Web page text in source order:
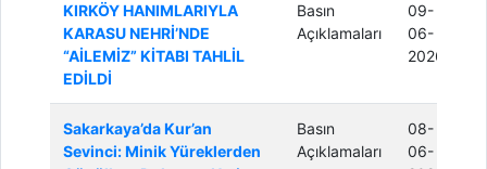
KIRKÖY HANIMLARIYLA
KARASU NEHRİ’NDE
“AİLEMİZ” KİTABI TAHLİL
EDİLDİ
Basın
Açıklamaları
09-
06-
2026
Sakarkaya’da Kur’an
Sevinci: Minik Yüreklerden
Basın
Açıklamaları
08-
06-